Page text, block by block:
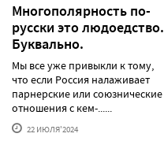
Многополярность по-
русски это людоедство.
Буквально.
Мы все уже привыкли к тому,
что если Россия налаживает
парнерские или союзнические
отношения с кем-......
22 ИЮЛЯ'2024